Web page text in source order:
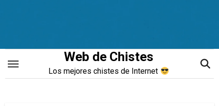
Web de Chistes
Los mejores chistes de Internet